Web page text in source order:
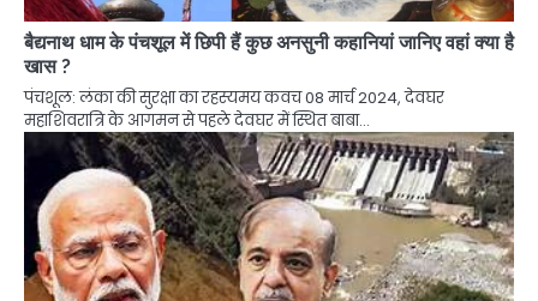
बैद्यनाथ धाम के पंचशूल में छिपी हैं कुछ अनसुनी कहानियां जानिए वहां क्या है
खास ?
पंचशूल: लंका की सुरक्षा का रहस्यमय कवच 08 मार्च 2024, देवघर
महाशिवरात्रि के आगमन से पहले देवघर में स्थित बाबा…